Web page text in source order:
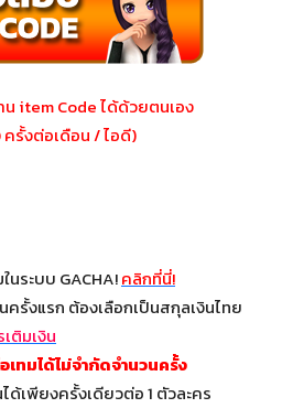
น item Code ได้ด้วยตนเอง
ครั้งต่อเดือน / ไอดี)
นระบบ GACHA!คลิกที่นี่!
ครั้งแรก ต้องเลือกเป็นสกุลเงินไทย
ติมเงิน
เทมได้ไม่จำกัดจำนวนครั้ง
ด้เพียงครั้งเดียวต่อ 1 ตัวละคร